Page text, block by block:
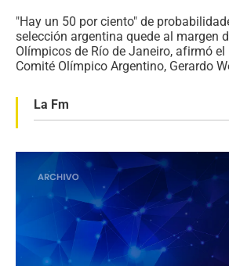
"Hay un 50 por ciento" de
selección argentina quede al margen
Olímpicos de Río de Janeiro, afirmó el
Comité Olímpico Argentino, Gerardo
La Fm